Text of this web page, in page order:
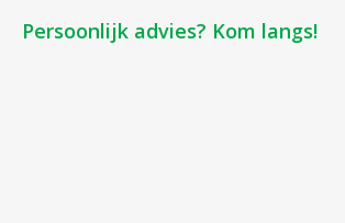
Persoonlijk advies? Kom langs!